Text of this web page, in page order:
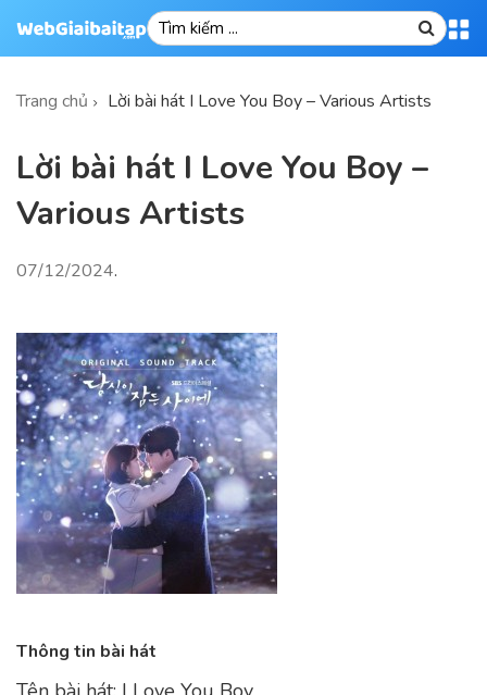
Trang chủ Lời bài hát I Love You Boy – Various Artists
Lời bài hát I Love You Boy –
Various Artists
07/12/2024.
Thông tin bài hát